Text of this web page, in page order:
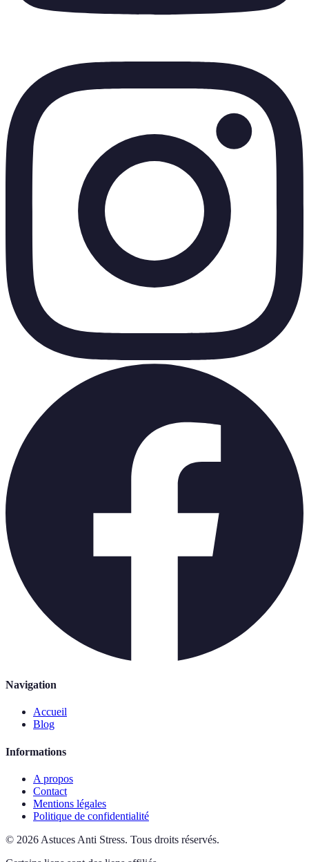
Navigation
Accueil
Blog
Informations
A propos
Contact
Mentions légales
Politique de confidentialité
© 2026 Astuces Anti Stress. Tous droits réservés.